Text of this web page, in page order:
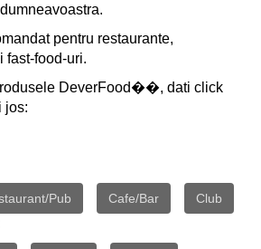
pentru restaurante,
fast-food-uri.
DeverFood��, dati click
jos:
Pub Cafe/Bar Club